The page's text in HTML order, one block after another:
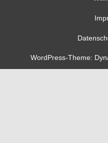
WordPress-Theme: